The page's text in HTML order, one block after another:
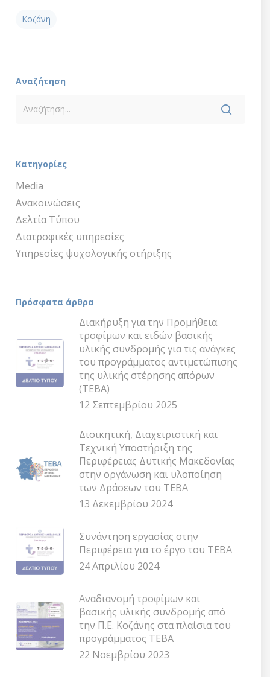
Κοζάνη
Αναζήτηση
Κατηγορίες
Media
Ανακοινώσεις
Δελτία Τύπου
Διατροφικές υπηρεσίες
Υπηρεσίες ψυχολογικής στήριξης
Πρόσφατα άρθρα
Διακήρυξη για την Προμήθεια
τροφίμων και ειδών βασικής
υλικής συνδρομής για τις ανάγκες
του προγράμματος αντιμετώπισης
της υλικής στέρησης απόρων
(ΤΕΒΑ)
12 Σεπτεμβρίου 2025
Διοικητική, Διαχειριστική και
Τεχνική Υποστήριξη της
Περιφέρειας Δυτικής Μακεδονίας
στην οργάνωση και υλοποίηση
των Δράσεων του ΤΕΒΑ
13 Δεκεμβρίου 2024
Συνάντηση εργασίας στην
Περιφέρεια για το έργο του ΤΕΒΑ
24 Απριλίου 2024
Αναδιανομή τροφίμων και
βασικής υλικής συνδρομής από
την Π.Ε. Κοζάνης στα πλαίσια του
προγράμματος ΤΕΒΑ
22 Νοεμβρίου 2023